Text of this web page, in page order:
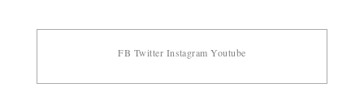
FB Twitter Instagram Youtube